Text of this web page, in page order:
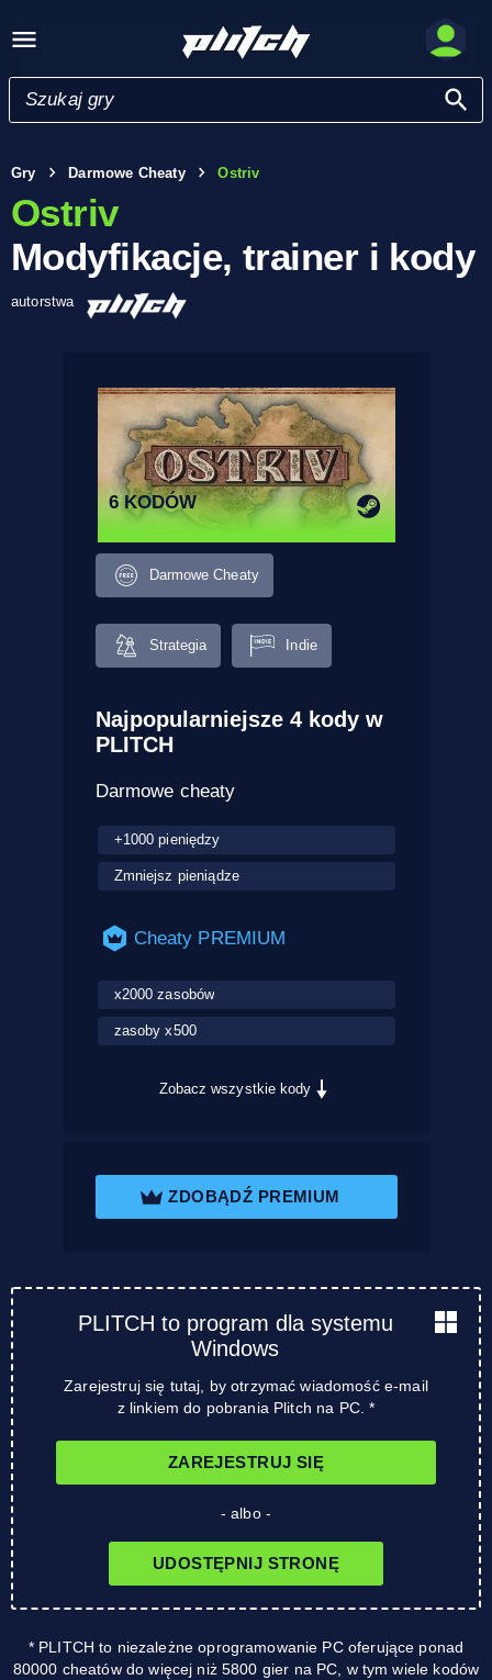
Gry Darmowe Cheaty Ostriv
Ostriv
Modyfikacje, trainer i kody
autorstwa
6 KODÓW
Darmowe Cheaty
Strategia Indie
Najpopularniejsze 4 kody w
PLITCH
Darmowe cheaty
+1000 pieniędzy
Zmniejsz pieniądze
Cheaty PREMIUM
x2000 zasobów
zasoby x500
Zobacz wszystkie kody
ZDOBĄDŹ PREMIUM
PLITCH to program dla systemu
Windows
Zarejestruj się tutaj, by otrzymać wiadomość e-mail
z linkiem do pobrania Plitch na PC. *
ZAREJESTRUJ SIĘ
- albo -
UDOSTĘPNIJ STRONĘ
* PLITCH to niezależne oprogramowanie PC oferujące ponad
80000 cheatów do więcej niż 5800 gier na PC, w tym wiele kodów